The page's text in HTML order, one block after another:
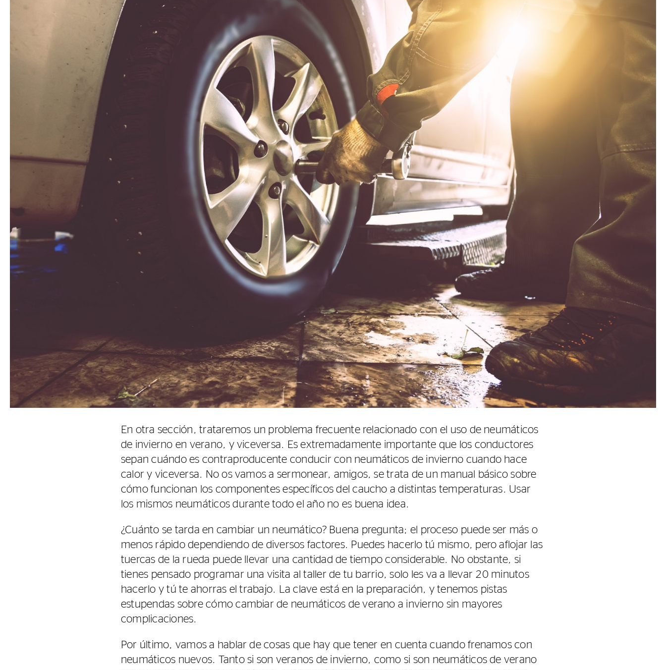
En otra sección, trataremos un problema frecuente relacionado con el uso de neumáticos
de invierno en verano, y viceversa. Es extremadamente importante que los conductores
sepan cuándo es contraproducente conducir con neumáticos de invierno cuando hace
calor y viceversa. No os vamos a sermonear, amigos, se trata de un manual básico sobre
cómo funcionan los componentes específicos del caucho a distintas temperaturas. Usar
los mismos neumáticos durante todo el año no es buena idea.
¿Cuánto se tarda en cambiar un neumático? Buena pregunta; el proceso puede ser más o
menos rápido dependiendo de diversos factores. Puedes hacerlo tú mismo, pero aflojar las
tuercas de la rueda puede llevar una cantidad de tiempo considerable. No obstante, si
tienes pensado programar una visita al taller de tu barrio, solo les va a llevar 20 minutos
hacerlo y tú te ahorras el trabajo. La clave está en la preparación, y tenemos pistas
estupendas sobre cómo cambiar de neumáticos de verano a invierno sin mayores
complicaciones.
Por último, vamos a hablar de cosas que hay que tener en cuenta cuando frenamos con
neumáticos nuevos. Tanto si son veranos de invierno, como si son neumáticos de verano